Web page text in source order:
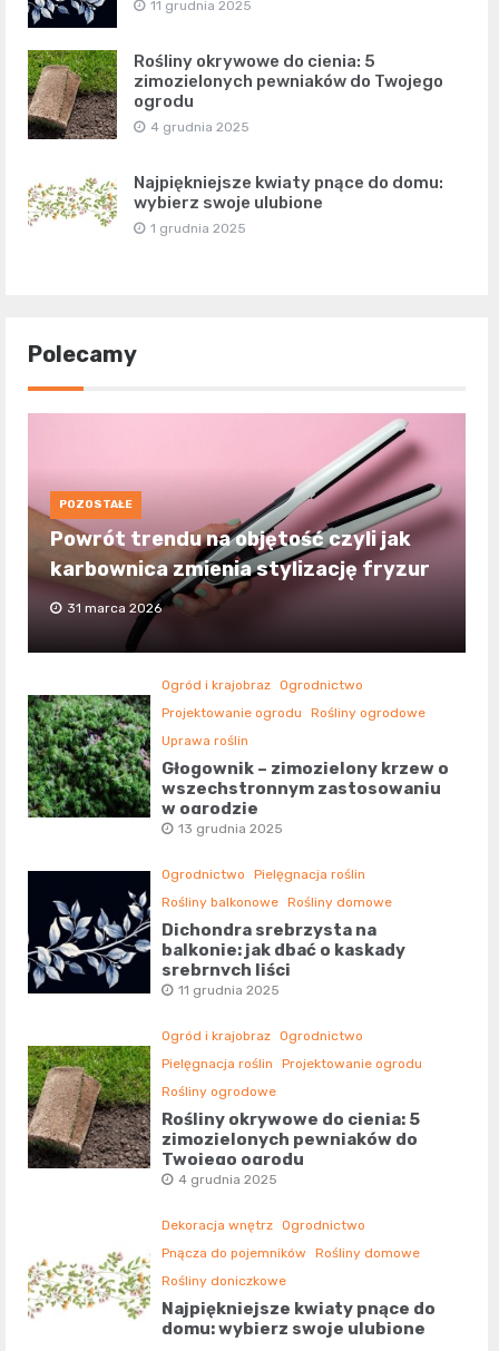
11 grudnia 2025
Rośliny okrywowe do cienia: 5
zimozielonych pewniaków do Twojego
ogrodu
4 grudnia 2025
Najpiękniejsze kwiaty pnące do domu:
wybierz swoje ulubione
1 grudnia 2025
Polecamy
POZOSTAŁE
Powrót trendu na objętość czyli jak
karbownica zmienia stylizację fryzur
31 marca 2026
Ogród i krajobraz Ogrodnictwo
Projektowanie ogrodu
Rośliny ogrodowe
Uprawa roślin
Głogownik – zimozielony krzew o
wszechstronnym zastosowaniu
w ogrodzie
13 grudnia 2025
Ogrodnictwo
Pielęgnacja roślin
Rośliny balkonowe Rośliny domowe
Dichondra srebrzysta na
balkonie: jak dbać o kaskady
srebrnych liści
11 grudnia 2025
Ogród i krajobraz Ogrodnictwo
Pielęgnacja roślin
Projektowanie ogrodu
Rośliny ogrodowe
Rośliny okrywowe do cienia: 5
zimozielonych pewniaków do
Twojego ogrodu
4 grudnia 2025
Dekoracja wnętrz Ogrodnictwo
Pnącza do pojemników
Rośliny domowe
Rośliny doniczkowe
Najpiękniejsze kwiaty pnące do
domu: wybierz swoje ulubione